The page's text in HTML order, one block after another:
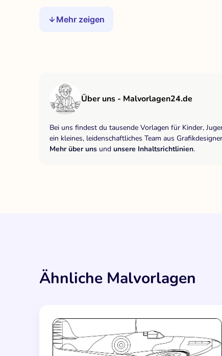
Mehr zeigen
Über uns - Malvorlagen24.de
Bei uns findest du tausende Vorlagen für Kinder,
ein kleines, leidenschaftliches Team aus
Mehr über uns und unsere Inhaltsrichtlinien.
Ähnliche Malvorlagen